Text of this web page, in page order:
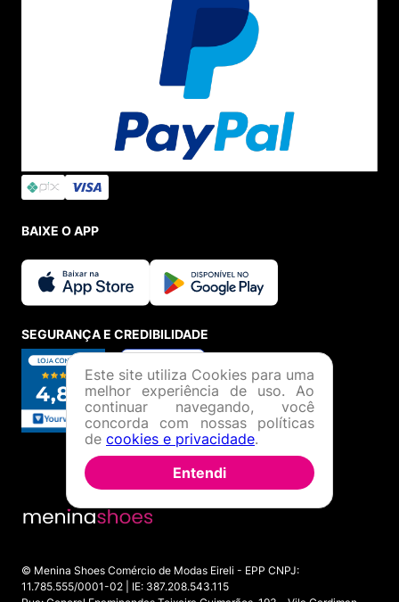
BAIXE O APP
SEGURANÇA E CREDIBILIDADE
© Menina Shoes Comércio de Modas Eireli - EPP CNPJ:
11.785.555/0001-02 | IE: 387.208.543.115
Este site utiliza Cookies para uma
melhor experiência de uso. Ao
continuar navegando, você
concorda com nossas políticas
de cookies e privacidade.
Entendi